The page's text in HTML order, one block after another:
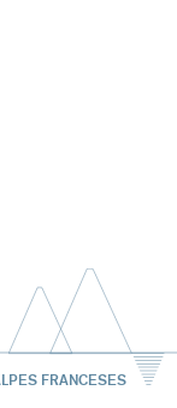
FRANCESES